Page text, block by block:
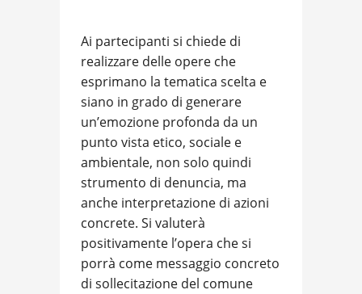
Ai partecipanti si chiede di
realizzare delle opere che
esprimano la tematica scelta e
siano in grado di generare
un’emozione profonda da un
punto vista etico, sociale e
ambientale, non solo quindi
strumento di denuncia, ma
anche interpretazione di azioni
concrete. Si valuterà
positivamente l’opera che si
porrà come messaggio concreto
di sollecitazione del comune